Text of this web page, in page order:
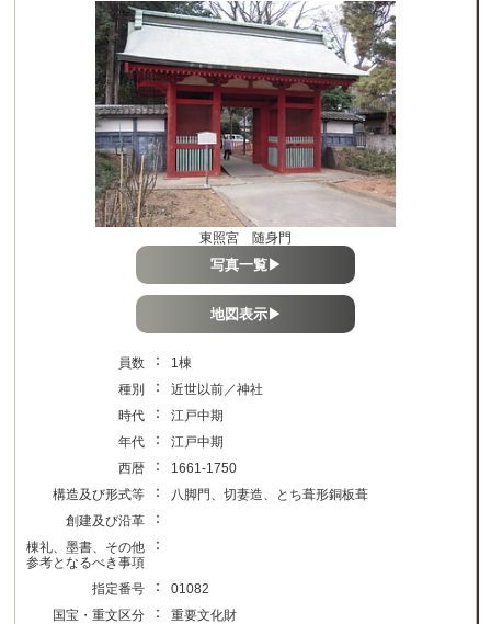
東照宮 随身門
写真一覧▶
地図表示▶
員数 ：
1棟
種別
：
近世以前／神社
時代
：
江戸中期
年代
：
江戸中期
西暦
：
1661-1750
構造及び形式等
：
八脚門、切妻造、とち葺形銅板葺
創建及び沿革
：
棟礼、墨書、その他
参考となるべき事項
：
指定番号 ：
01082
国宝・重文区分
：
重要文化財